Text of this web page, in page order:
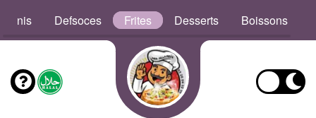
Defsoces Frites Desserts Boissons